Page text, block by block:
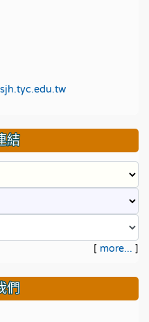
結
[ more... ]
們